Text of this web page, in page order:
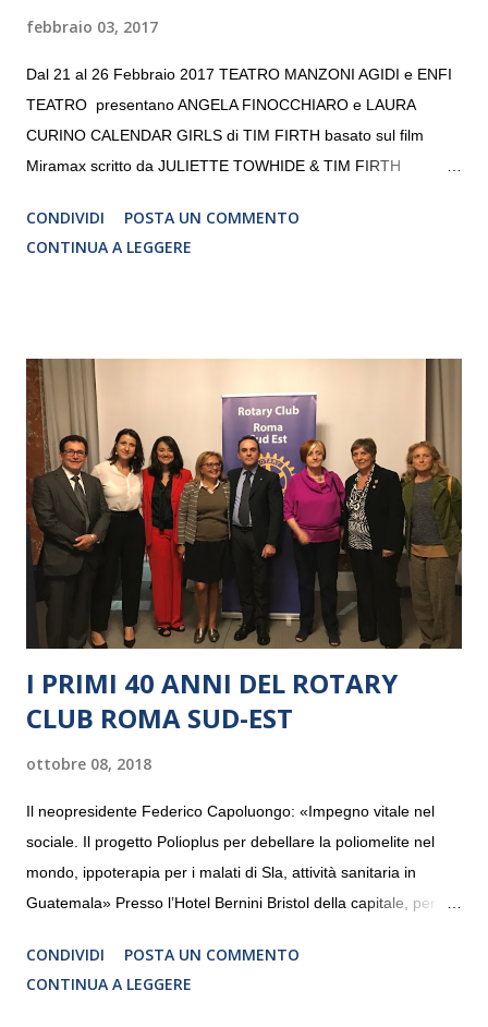
febbraio 03, 2017
Dal 21 al 26 Febbraio 2017 TEATRO MANZONI AGIDI e ENFI
TEATRO presentano ANGELA FINOCCHIARO e LAURA
CURINO CALENDAR GIRLS di TIM FIRTH basato sul film
Miramax scritto da JULIETTE TOWHIDE & TIM FIRTH
CRISTINA PEZZOLI
CONDIVIDI
POSTA UN COMMENTO
CONTINUA A LEGGERE
I PRIMI 40 ANNI DEL ROTARY
CLUB ROMA SUD-EST
ottobre 08, 2018
Il neopresidente Federico Capoluongo: «Impegno vitale nel
sociale. Il progetto Polioplus per debellare la poliomelite nel
mondo, ippoterapia per i malati di Sla, attività sanitaria in
Guatemala» Presso l’Hotel Bernini Bristol della capitale, per la
programmazione del Rotary Club Roma Sud-Est che festeggia
i quaranta anni di attività. Un’occasione per raccontare al
CONDIVIDI
POSTA UN COMMENTO
CONTINUA A LEGGERE